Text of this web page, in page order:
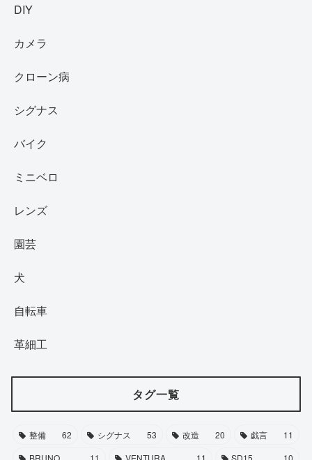
DIY
カメラ
クローン病
シグナス
バイク
ミニベロ
レンズ
園芸
犬
自転車
革細工
タグ一覧
整備 62 シグナス 53 改造 20 戯言
11